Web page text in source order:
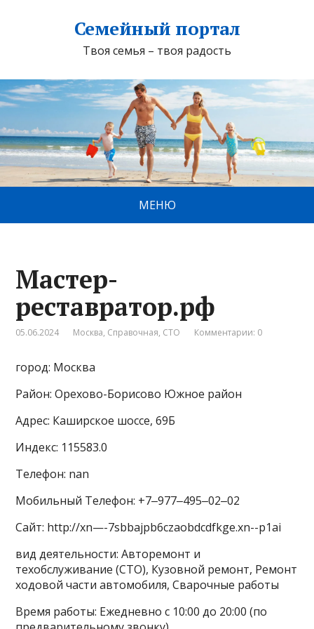
Семейный портал
Твоя семья – твоя радость
МЕНЮ
Мастер-
реставратор.рф
05.06.2024 Москва, Справочная, СТО Комментарии: 0
город: Москва
Район: Орехово-Борисово Южное район
Адрес: Каширское шоссе, 69Б
Индекс: 115583.0
Телефон: nan
Мобильный Телефон: +7‒977‒495‒02‒02
Сайт: http://xn—-7sbbajpb6czaobdcdfkge.xn--p1ai
вид деятельности: Авторемонт и
техобслуживание (СТО), Кузовной ремонт, Ремонт
ходовой части автомобиля, Сварочные работы
Время работы: Ежедневно с 10:00 до 20:00 (по